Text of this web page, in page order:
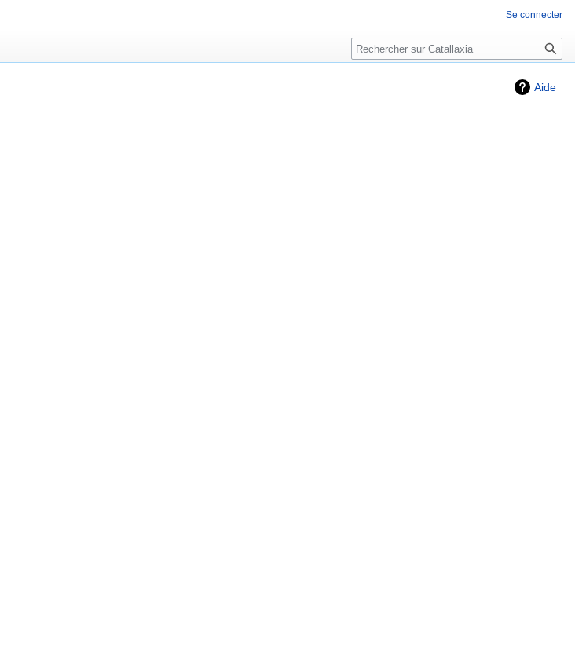
Aide
Se connecter
Rechercher